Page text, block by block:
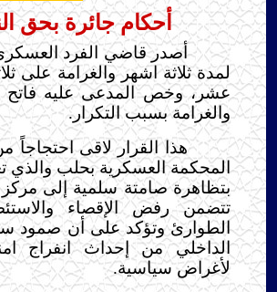
أحكام جائرة بحق
أصدر قاضي الفرد
لمدة ثلاثة اشهر والغرامة على
عشر، وخص المدعى عليه
والغرامة بسبب التكرار.
هذا القرار لاقى احتجاجاً
المحكمة العسكرية بحلب والذي
بتظاهرة صامتة سلمية إلى مركز
تتضمن رفض الإقصاء
الطوارئ وتؤكد على أن صمود
الداخلي من إحداث انفراج
لأغراض سياسية.